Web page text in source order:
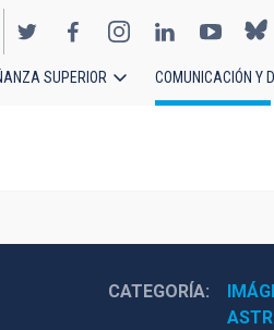
SUPERIOR COMUNICACIÓN Y
CATEGORÍA